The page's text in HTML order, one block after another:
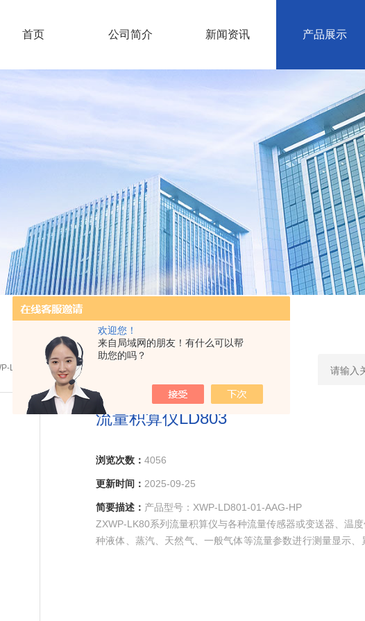
欢迎您！
来自局域网的朋友！有什么可以帮
助您的吗？
首页 公司简介 新闻资讯 产品展示
LD801-01-AAG-HP流量积算仪LD803
流量积算仪LD803
浏览次数： 4056
更新时间： 2025-09-25
简要描述： 产品型号：XWP-LD801-01-AAG-HP
ZXWP-LK80系列流量积算仪与各种流量传感器或变送器、温
种液体、蒸汽、天然气、一般气体等流量参数进行测量显示